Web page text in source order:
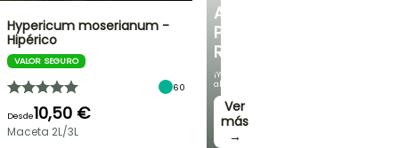
A
PRECIOS
REDUCIDOS
¡Y
ahorra!
Ver
más
→
Hypericum moserianum -
Hipérico
VALOR SEGURO
60
Desde10,50 €
Maceta 2L/3L